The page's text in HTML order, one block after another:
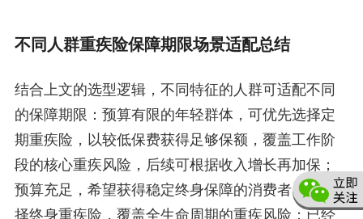
不同人群重疾险保障期限场景适配总结
结合上文的选型逻辑，不同特征的人群可适配不同
的保障期限：预算有限的年轻群体，可优先选择定
期重疾险，以较低保费获得足够保额，覆盖工作阶
段的核心重疾风险，后续可根据收入增长再加保；
预算充足，希望获得稳定终身保障的消费者，可选
择终身重疾险，覆盖全生命周期的重疾风险；已经